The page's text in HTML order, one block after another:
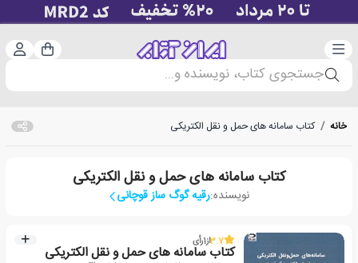
دسته‌بندی سبد
جستجوی کتاب، نویسنده و...
خانه / کتاب سامانه های حمل و نقل الکتریکی
کتاب سامانه های حمل و نقل الکتریکی
نویسنده:رقیه گوگ ساز قوچانی
3.7از1رأی
کتاب سامانه های حمل و نقل الکتریکی